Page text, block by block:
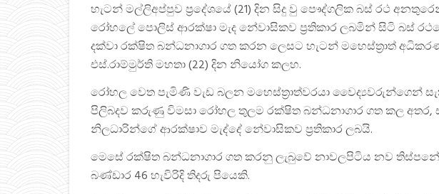
හැටන් මල්ලිඅප්පුව ප්‍රදේශයේ (21) දින සිදු වු පෞද්ගලික බස් රථ
රෝහලේ පොලිස් ආරක්ෂා මැද නේවාසිකව ප්‍රතිකාර ලබමින් සිටි බස්
දක්වා රක්ෂිත බන්ධනාගාර ගත කරන ලෙසට හැටන් මහෙස්ත්‍රාත්
එස්.රාම්මුර්ති මහතා (22) දින නියෝග කලහ.
රෝහල වෙත පැමිණි වැඩ බලන මහෙස්ත්‍රාත්වරයා වෛද්‍යවරුන්ගෙන්
පිලිබදව කරුණු විමසා රෝහල තුලම රක්ෂිත බන්ධනාගාර ගත කල අතර,
නිලධාරින්ගේ ආරක්ෂාව මැද්දේ නේවාසිකව ප්‍රතිකාර ලබයි.
මෙසේ රක්ෂිත බන්ධනාගාර ගත කරනු ලැබුවේ නාවලපිටිය නව තිස්පනේ
බණ්ඩාර 46 හැවිරිදි තිදරු පියෙකි.